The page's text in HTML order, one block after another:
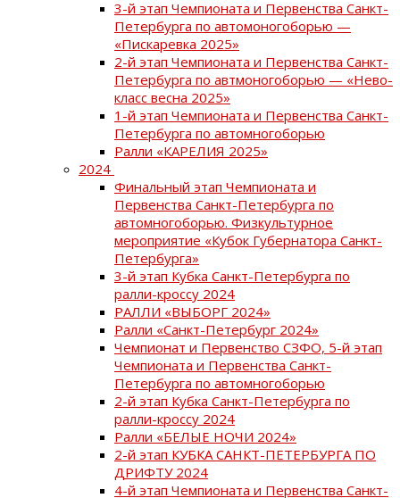
3-й этап Чемпионата и Первенства Санкт-
Петербурга по автомоногоборью —
«Пискаревка 2025»
2-й этап Чемпионата и Первенства Санкт-
Петербурга по автмоногоборью — «Нево-
класс весна 2025»
1-й этап Чемпионата и Первенства Санкт-
Петербурга по автомногоборью
Ралли «КАРЕЛИЯ 2025»
2024
Финальный этап Чемпионата и
Первенства Санкт-Петербурга по
автомногоборью. Физкультурное
мероприятие «Кубок Губернатора Санкт-
Петербурга»
3-й этап Кубка Санкт-Петербурга по
ралли-кроссу 2024
РАЛЛИ «ВЫБОРГ 2024»
Ралли «Санкт-Петербург 2024»
Чемпионат и Первенство СЗФО, 5-й этап
Чемпионата и Первенства Санкт-
Петербурга по автомногоборью
2-й этап Кубка Санкт-Петербурга по
ралли-кроссу 2024
Ралли «БЕЛЫЕ НОЧИ 2024»
2-й этап КУБКА САНКТ-ПЕТЕРБУРГА ПО
ДРИФТУ 2024
4-й этап Чемпионата и Первенства Санкт-